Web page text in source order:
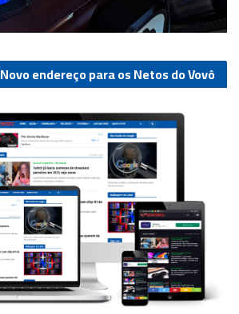
Novo endereço para os Netos do Vovô